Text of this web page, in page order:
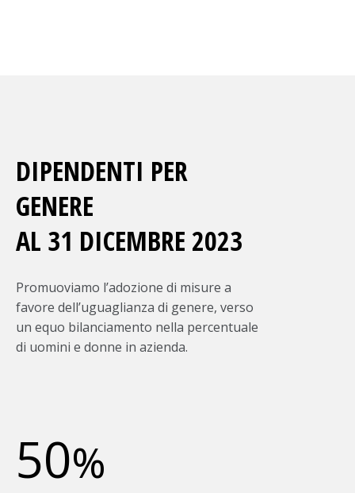
DIPENDENTI PER
GENERE
AL 31 DICEMBRE 2023
Promuoviamo l’adozione di misure a
favore dell’uguaglianza di genere, verso
un equo bilanciamento nella percentuale
di uomini e donne in azienda.
50%